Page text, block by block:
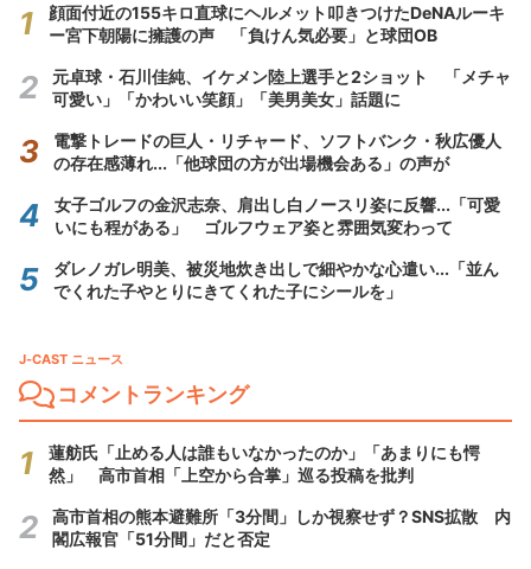
顔面付近の155キロ直球にヘルメット叩きつけたDeNAルーキ
ー宮下朝陽に擁護の声 「負けん気必要」と球団OB
元卓球・石川佳純、イケメン陸上選手と2ショット 「メチャ
可愛い」「かわいい笑顔」「美男美女」話題に
電撃トレードの巨人・リチャード、ソフトバンク・秋広優人
の存在感薄れ...「他球団の方が出場機会ある」の声が
女子ゴルフの金沢志奈、肩出し白ノースリ姿に反響...「可愛
いにも程がある」 ゴルフウェア姿と雰囲気変わって
ダレノガレ明美、被災地炊き出しで細やかな心遣い...「並ん
でくれた子やとりにきてくれた子にシールを」
J-CAST ニュース
コメントランキング
蓮舫氏「止める人は誰もいなかったのか」「あまりにも愕
然」 高市首相「上空から合掌」巡る投稿を批判
高市首相の熊本避難所「3分間」しか視察せず？SNS拡散 内
閣広報官「51分間」だと否定